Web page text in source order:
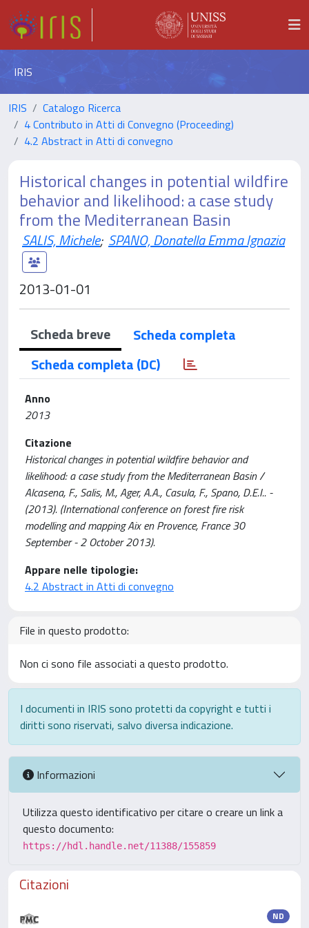
IRIS
IRIS
Catalogo Ricerca
4 Contributo in Atti di Convegno (Proceeding)
4.2 Abstract in Atti di convegno
Historical changes in potential wildfire
behavior and likelihood: a case study
from the Mediterranean Basin
SALIS, Michele; SPANO, Donatella Emma Ignazia
2013-01-01
Scheda breve
Scheda completa
Scheda completa (DC)
Anno
2013
Citazione
Historical changes in potential wildfire behavior and
likelihood: a case study from the Mediterranean Basin /
Alcasena, F., Salis, M., Ager, A.A., Casula, F., Spano, D.E.I.. -
(2013). (International conference on forest fire risk
modelling and mapping Aix en Provence, France 30
September - 2 October 2013).
Appare nelle tipologie:
4.2 Abstract in Atti di convegno
File in questo prodotto:
Non ci sono file associati a questo prodotto.
I documenti in IRIS sono protetti da copyright e tutti i
diritti sono riservati, salvo diversa indicazione.
Informazioni
Utilizza questo identificativo per citare o creare un link a
questo documento:
https://hdl.handle.net/11388/155859
Citazioni
ND